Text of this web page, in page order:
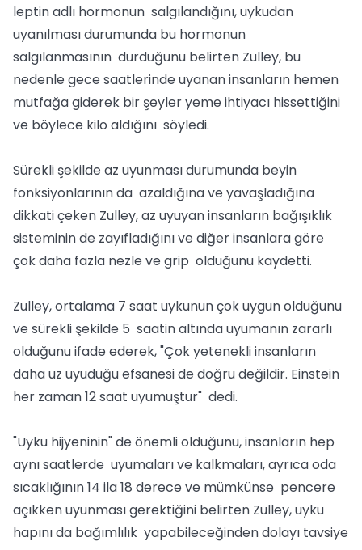
leptin adlı hormonun salgılandığını, uykudan
uyanılması durumunda bu hormonun
salgılanmasının durduğunu belirten Zulley, bu
nedenle gece saatlerinde uyanan insanların hemen
mutfağa giderek bir şeyler yeme ihtiyacı hissettiğini
ve böylece kilo aldığını söyledi.
Sürekli şekilde az uyunması durumunda beyin
fonksiyonlarının da azaldığına ve yavaşladığına
dikkati çeken Zulley, az uyuyan insanların bağışıklık
sisteminin de zayıfladığını ve diğer insanlara göre
çok daha fazla nezle ve grip olduğunu kaydetti.
Zulley, ortalama 7 saat uykunun çok uygun olduğunu
ve sürekli şekilde 5 saatin altında uyumanın zararlı
olduğunu ifade ederek, "Çok yetenekli insanların
daha uz uyuduğu efsanesi de doğru değildir. Einstein
her zaman 12 saat uyumuştur" dedi.
"Uyku hijyeninin" de önemli olduğunu, insanların hep
aynı saatlerde uyumaları ve kalkmaları, ayrıca oda
sıcaklığının 14 ila 18 derece ve mümkünse pencere
açıkken uyunması gerektiğini belirten Zulley, uyku
hapını da bağımlılık yapabileceğinden dolayı tavsiye